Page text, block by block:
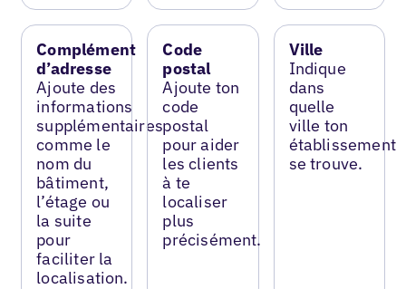
Complément
d’adresse
Ajoute des
informations
supplémentaires
comme le
nom du
bâtiment,
l’étage ou
la suite
pour
faciliter la
localisation.
Code
postal
Ajoute ton
code
postal
pour aider
les clients
à te
localiser
plus
précisément.
Ville
Indique
dans
quelle
ville ton
établissement
se trouve.